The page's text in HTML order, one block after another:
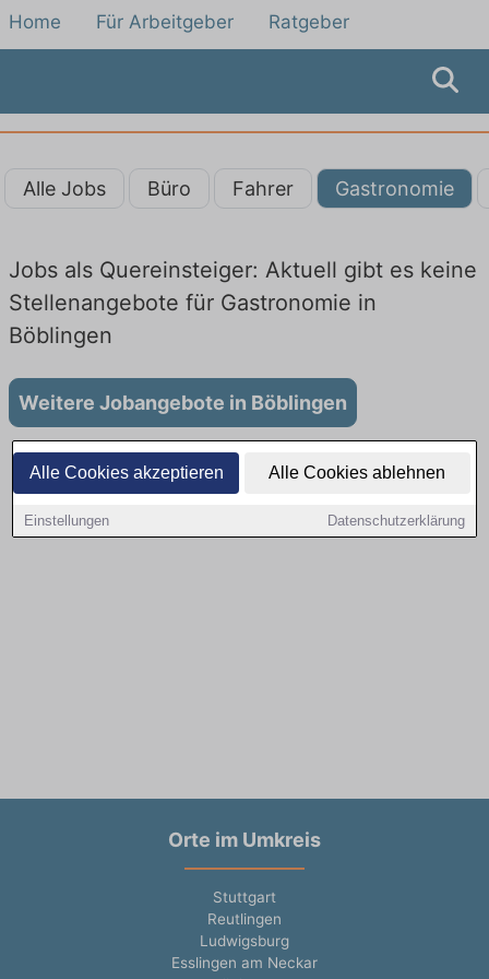
Alle Cookies akzeptieren Alle Cookies ablehnen
Einstellungen Datenschutzerklärung
Home Für Arbeitgeber Ratgeber
Alle Jobs Büro Fahrer Gastronomie
Jobs als Quereinsteiger: Aktuell gibt es keine
Stellenangebote für Gastronomie in
Böblingen
Weitere Jobangebote in Böblingen
Orte im Umkreis
Stuttgart
Reutlingen
Ludwigsburg
Esslingen am Neckar